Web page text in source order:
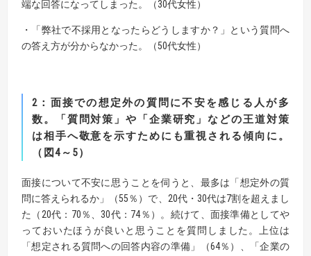
端な回答になってしまった。（30代女性）
・「弊社で不採用となったらどうしますか？」という質問へ
の答え方が分からなかった。（50代女性）
2 ： 面接での想定外の質問に不安を感じる人が多
数。
「質問対策」や「企業研究」などの王道対策
は相手へ敬意を示すためにも重視される傾向に。
（図4 ～ 5）
面接について不安に思うことを伺うと、最多は「想定外の質
問に答えられるか」（55％）で、20代・30代は7割を超えまし
た（20代：70％、30代：74％）。続けて、面接準備としてや
っておいたほうが良いと思うことを質問しました。上位は
「想定される質問への回答内容の準備」（64％）、「企業の